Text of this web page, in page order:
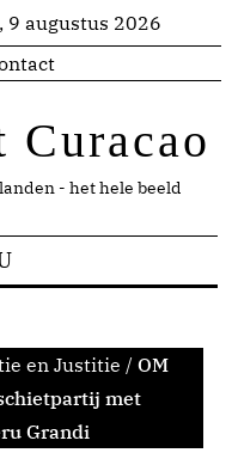
9 augustus 2026
- het hele beeld
en Justitie / OM
met
Grandi